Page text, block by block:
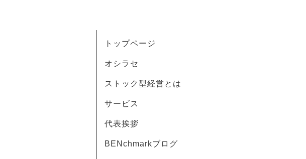
トップページ
オシラセ
ストック型経営とは
サービス
代表挨拶
BENchmarkブログ